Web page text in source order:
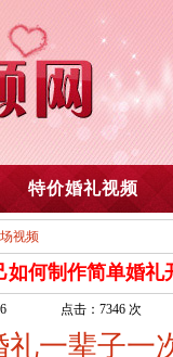
特价婚礼视频
视频
如何制作简单婚礼
点击：7346 次
一辈子一